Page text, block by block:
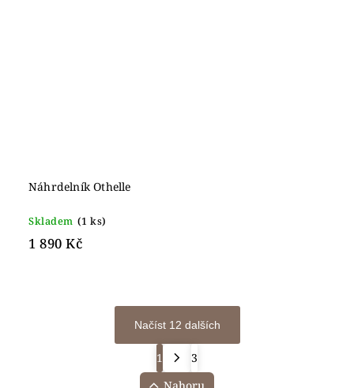
Náhrdelník Othelle
Skladem (1 ks)
1 890 Kč
Načíst 12 dalších
1
3